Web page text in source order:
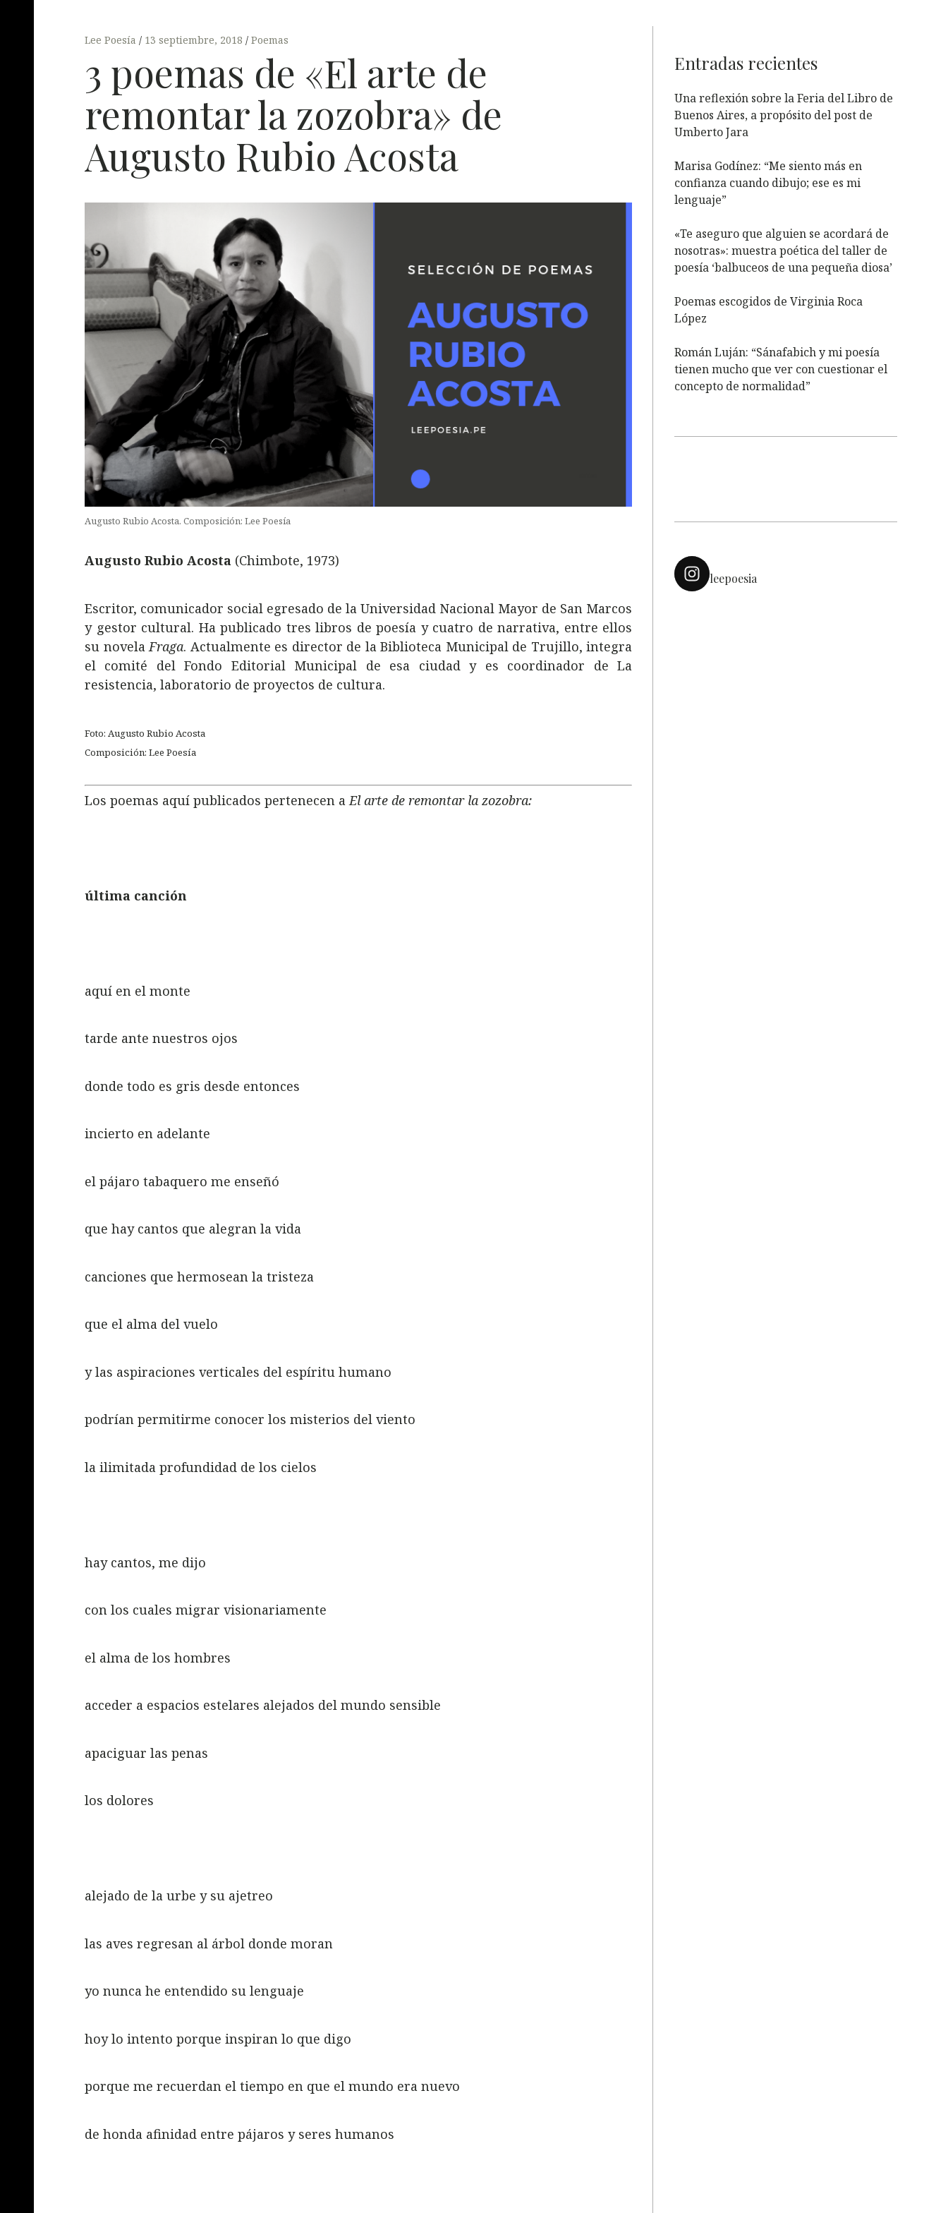
POES
ÍA
Lee Poesía 13 septiembre, 2018 Poemas
3 poemas de «El arte de
remontar la zozobra» de
Augusto Rubio Acosta
Augusto Rubio Acosta. Composición: Lee Poesía
Augusto Rubio Acosta (Chimbote, 1973)
Escritor, comunicador social egresado de la Universidad Nacional Mayor de San Marcos
y gestor cultural. Ha publicado tres libros de poesía y cuatro de narrativa, entre ellos
su novelaFraga. Actualmente es director de la Biblioteca Municipal de Trujillo, integra
el comité del Fondo Editorial Municipal de esa ciudad y es coordinador de La
resistencia, laboratorio de proyectos de cultura.
Foto: Augusto Rubio Acosta
Composición: Lee Poesía
Los poemas aquí publicados pertenecen aEl arte de remontar la zozobra:
última canción
aquí en el monte
tarde ante nuestros ojos
donde todo es gris desde entonces
incierto en adelante
el pájaro tabaquero me enseñó
que hay cantos que alegran la vida
canciones que hermosean la tristeza
que el alma del vuelo
y las aspiraciones verticales del espíritu humano
podrían permitirme conocer los misterios del viento
la ilimitada profundidad de los cielos
hay cantos, me dijo
con los cuales migrar visionariamente
el alma de los hombres
acceder a espacios estelares alejados del mundo sensible
apaciguar las penas
los dolores
alejado de la urbe y su ajetreo
las aves regresan al árbol donde moran
yo nunca he entendido su lenguaje
hoy lo intento porque inspiran lo que digo
porque me recuerdan el tiempo en que el mundo era nuevo
de honda afinidad entre pájaros y seres humanos
Entradas recientes
Una reflexión sobre la Feria del Libro de
Buenos Aires, a propósito del post de
Umberto Jara
Marisa Godínez: “Me siento más en
confianza cuando dibujo; ese es mi
lenguaje”
«Te aseguro que alguien se acordará de
nosotras»: muestra poética del taller de
poesía ‘balbuceos de una pequeña diosa’
Poemas escogidos de Virginia Roca
López
Román Luján: “Sánafabich y mi poesía
tienen mucho que ver con cuestionar el
concepto de normalidad”
leepoesia